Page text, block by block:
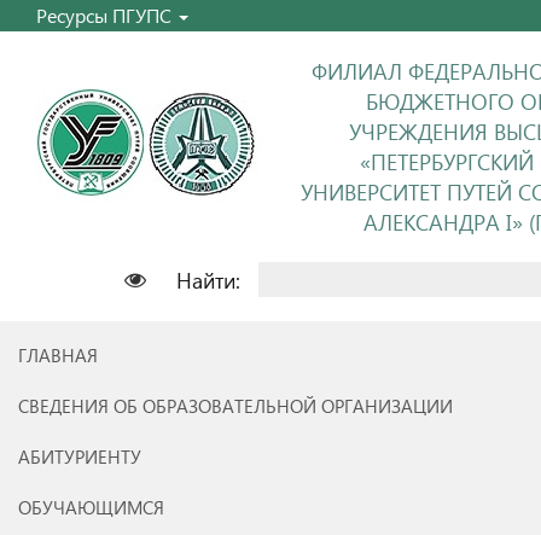
Ресурсы ПГУПС
ФИЛИАЛ
БЮДЖЕТНОГО
УЧРЕЖДЕНИЯ
УНИВЕРСИТЕТ ПУТЕЙ
АЛЕКСАНДРА I»
Найти:
ГЛАВНАЯ
СВЕДЕНИЯ ОБ ОБРАЗОВАТЕЛЬНОЙ ОРГАНИЗАЦИИ
АБИТУРИЕНТУ
ОБУЧАЮЩИМСЯ